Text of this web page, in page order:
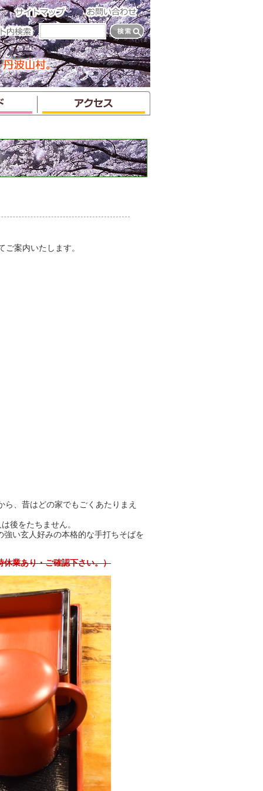
ご案内いたします。
、昔はどの家でもごくあたりまえ
後をたちません。
い玄人好みの本格的な手打ちそばを
休業あり・ご確認下さい。）